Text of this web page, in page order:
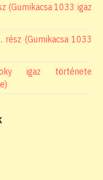
(Gumikacsa 1033 igaz
rész (Gumikacsa 1033
igaz története